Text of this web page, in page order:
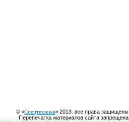
© «Спецтехника» 2013. все права защищены
Перепечатка материалов сайта запрещена